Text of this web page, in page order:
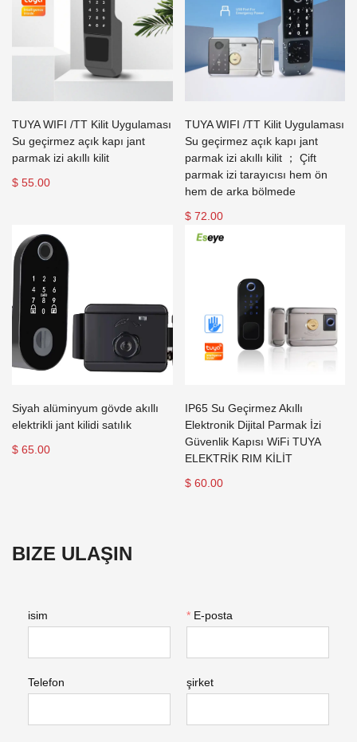
TUYA WIFI /TT Kilit Uygulaması
Su geçirmez açık kapı jant
parmak izi akıllı kilit
$ 55.00
TUYA WIFI /TT Kilit Uygulaması
Su geçirmez açık kapı jant
parmak izi akıllı kilit ； Çift
parmak izi tarayıcısı hem ön
hem de arka bölmede
$ 72.00
Siyah alüminyum gövde akıllı
elektrikli jant kilidi satılık
$ 65.00
IP65 Su Geçirmez Akıllı
Elektronik Dijital Parmak İzi
Güvenlik Kapısı WiFi TUYA
ELEKTRİK RIM KİLİT
$ 60.00
BIZE ULAŞIN
isim * E-posta
Telefon şirket